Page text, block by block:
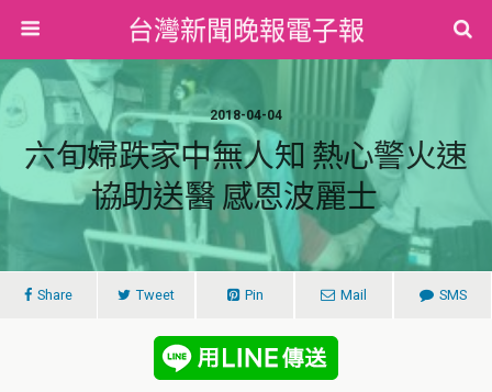
台灣新聞晚報電子報
2018-04-04
六旬婦跌家中無人知 熱心警火速
協助送醫 感恩波麗士
Share Tweet Pin Mail SMS